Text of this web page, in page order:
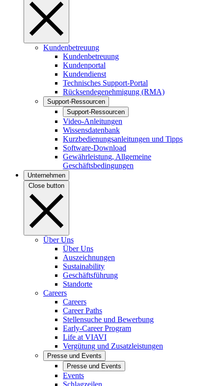
Kundenbetreuung
Kundenbetreuung
Kundenportal
Kundendienst
Technisches Support-Portal
Rücksendegenehmigung (RMA)
Support-Ressourcen
Support-Ressourcen
Video-Anleitungen
Wissensdatenbank
Kurzbedienungsanleitungen und Tipps
Software-Download
Gewährleistung, Allgemeine
Geschäftsbedingungen
Unternehmen
Close button
Über Uns
Über Uns
Auszeichnungen
Sustainability
Geschäftsführung
Standorte
Careers
Careers
Career Paths
Stellensuche und Bewerbung
Early-Career Program
Life at VIAVI
Vergütung und Zusatzleistungen
Presse und Events
Presse und Events
Events